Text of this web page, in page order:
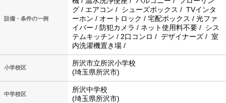
設備・条件の一例
グ / エアコン / シューズボックス / TVインタ
ーホン / オートロック / 宅配ボックス / 光ファ
イバー / 防犯カメラ / ネット使用料不要 / シス
テムキッチン / 2口コンロ / デザイナーズ / 室
内洗濯機置き場 /
小学校区
所沢市立所沢小学校
(埼玉県所沢市)
中学校区
所沢中学校
(埼玉県所沢市)